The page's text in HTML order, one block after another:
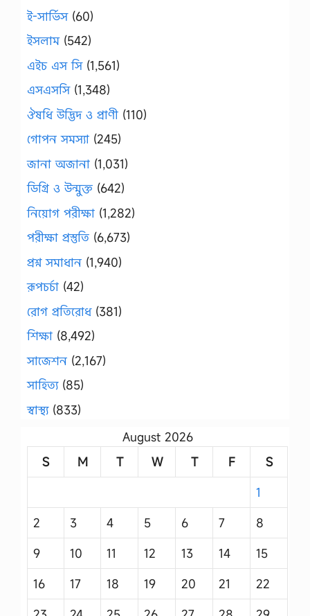
ই-সার্ভিস(60)
ইসলাম(542)
এইচ এস সি(1,561)
এসএসসি(1,348)
ঔষধি উদ্ভিদ ও প্রাণী (110)
গোপন সমস্যা (245)
জানা অজানা (1,031)
ডিগ্রি ও উন্মুক্ত (642)
নিয়োগ পরীক্ষা (1,282)
পরীক্ষা প্রস্তুতি (6,673)
প্রশ্ন সমাধান (1,940)
রূপচর্চা (42)
রোগ প্রতিরোধ(381)
শিক্ষা (8,492)
সাজেশন (2,167)
সাহিত্য(85)
স্বাস্থ্য(833)
August 2026
S
M T W T F
S
1
2
3 4 5 6 7
8
9
10 11 12 13 14
15
16
17 18 19 20 21
22